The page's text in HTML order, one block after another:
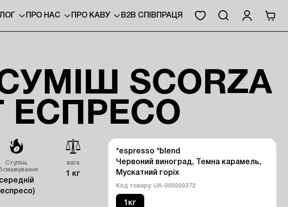
ПРО НАС ПРО КАВУ B2B СПІВПРАЦЯ
SCORZA
ЕСПРЕСО
*espresso *blend
Червоний виноград, Темна карамель,
Мускатний горіх
Код товару: UA-000000372
1кг
Ступінь
середній
вага
1 кг